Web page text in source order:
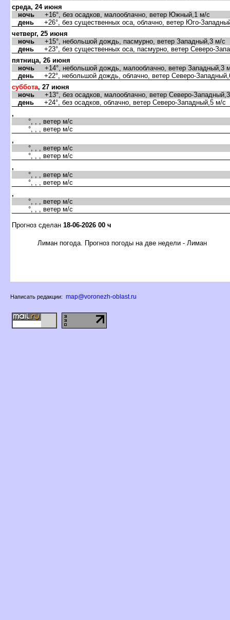
среда, 24 июня
ночь +16°, без осадков, малооблачно, ветер Южный,1 м/с
день +26°, без существенных оса, облачно, ветер Юго-
четверг, 25 июня
ночь +15°, небольшой дождь, пасмурно, ветер Западный,3 м/с
день +23°, без существенных оса, пасмурно, ветер Северо-
пятница, 26 июня
ночь +14°, небольшой дождь, малооблачно, ветер Западный,3
день +22°, небольшой дождь, облачно, ветер Северо-
суббота, 27 июня
ночь +13°, без осадков, малооблачно, ветер Северо-
день +24°, без осадков, облачно, ветер Северо-Западный,5 м/с
,
°, , , ветер м/с
°, , , ветер м/с
,
°, , , ветер м/с
°, , , ветер м/с
,
°, , , ветер м/с
°, , , ветер м/с
,
°, , , ветер м/с
°, , , ветер м/с
Прогноз сделан 18-06-2026 00 ч
Лиман погода. Прогноз погоды на две недели - Лиман
Написать редакции: map@voronezh-oblast.ru